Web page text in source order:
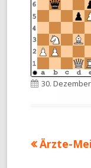
Veröffentlicht
30.
Ärzte-